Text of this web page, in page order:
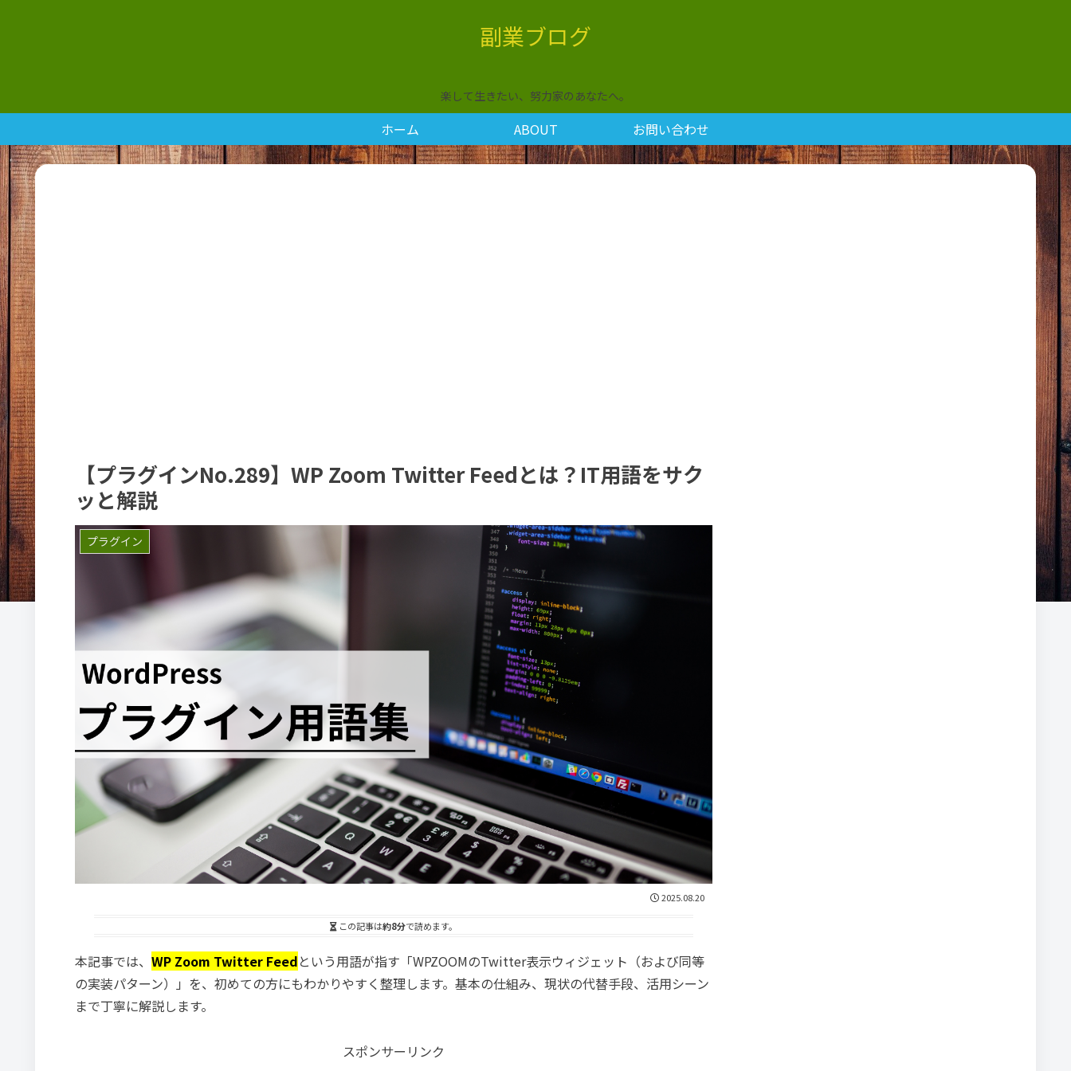
副業ブログ
楽して生きたい、努力家のあなたへ。
ホーム ABOUT お問い合わせ
【プラグインNo.289】WP Zoom Twitter Feedとは？IT用語をサク
ッと解説
プラグイン
2025.08.20
この記事は約8分で読めます。
本記事では、 WP Zoom Twitter Feedという用語が指す「WPZOOMのTwitter表示ウィジェット（および同等
の実装パターン）」を、初めての方にもわかりやすく整理します。基本の仕組み、現状の代替手段、活用シーン
まで丁寧に解説します。
スポンサーリンク